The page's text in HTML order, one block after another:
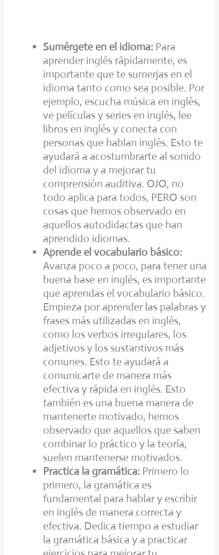
Sumérgete en el idioma: Para
aprender inglés rápidamente, es
importante que te sumerjas en el
idioma tanto como sea posible. Por
ejemplo, escucha música en inglés,
ve películas y series en inglés, lee
libros en inglés y conecta con
personas que hablan inglés. Esto te
ayudará a acostumbrarte al sonido
del idioma y a mejorar tu
comprensión auditiva. OJO, no
todo aplica para todos, PERO son
cosas que hemos observado en
aquellos autodidactas que han
aprendido idiomas.
Aprende el vocabulario básico:
Avanza poco a poco, para tener una
buena base en inglés, es importante
que aprendas el vocabulario básico.
Empieza por aprender las palabras y
frases más utilizadas en inglés,
como los verbos irregulares, los
adjetivos y los sustantivos más
comunes. Esto te ayudará a
comunicarte de manera más
efectiva y rápida en inglés. Esto
también es una buena manera de
mantenerte motivado, hemos
observado que aquellos que saben
combinar lo práctico y la teoría,
suelen mantenerse motivados.
Practica la gramática: Primero lo
primero, la gramática es
fundamental para hablar y escribir
en inglés de manera correcta y
efectiva. Dedica tiempo a estudiar
la gramática básica y a practicar